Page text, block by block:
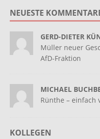
NEUESTE
GERD-DIETER
Müller neuer
AfD-Fraktion
MICHAEL
Rünthe – einfach
KOLLEGEN